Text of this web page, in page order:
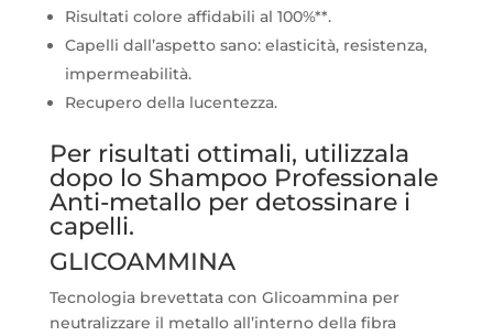
Risultati colore affidabili al 100%**.
Capelli dall’aspetto sano: elasticità, resistenza,
impermeabilità.
Recupero della lucentezza.
Per risultati ottimali, utilizzala
dopo lo Shampoo Professionale
Anti-metallo per detossinare i
capelli.
GLICOAMMINA
Tecnologia brevettata con Glicoammina per
neutralizzare il metallo all’interno della fibra